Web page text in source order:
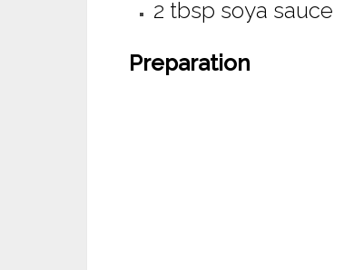
2 tbsp soya sauce
Preparation